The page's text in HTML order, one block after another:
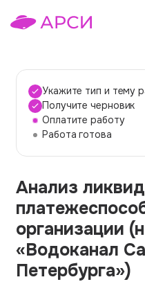
Темы работ
О сервисе
О компании
Наши гарантии
Порядок оплаты
Вопросы и ответы
Контакты
Укажите тип и тему
Получите черновик
Оплатите работу
Работа готова
Анализ
организации
«Водоканал
Петербурга»)